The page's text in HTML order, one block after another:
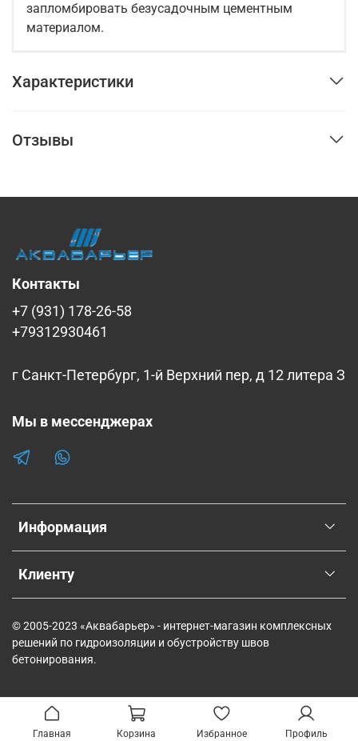
запломбировать безусадочным цементным
материалом.
Характеристики
Отзывы
Информация
Клиенту
Контакты
+7 (931) 178-26-58
+79312930461
г Санкт-Петербург, 1-й Верхний пер, д 12 литера З
Мы в мессенджерах
© 2005-2023 «Аквабарьер» - интернет-магазин комплексных
решений по гидроизоляции и обустройству швов
бетонирования.
Главная Корзина Избранное Профиль